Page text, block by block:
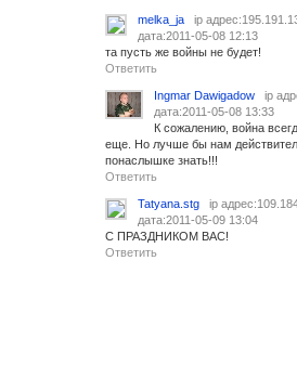
melka_ja
ip
дата:2011-05-08 12:13
та пусть же войны не будет!
Ответить
Ingmar Dawigadow
ip
дата:2011-05-08 13:33
К сожалению, война
еще. Но лучше бы нам
понаслышке знать!!!
Ответить
Tatyana.stg
ip
дата:2011-05-09 13:04
С ПРАЗДНИКОМ ВАС!
Ответить